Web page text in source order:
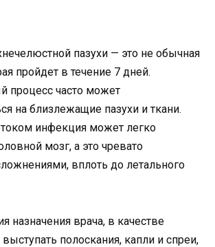
пазухи — это не обычная
пройдет в течение 7 дней.
процесс часто может
на близлежащие пазухи и ткани.
инфекция может легко
мозг, а это чревато
вплоть до летального
назначения врача, в качестве
выступать полоскания, капли и спреи,